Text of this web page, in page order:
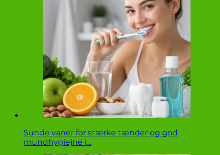
Sunde vaner for stærke tænder og god
mundhygiejne i…